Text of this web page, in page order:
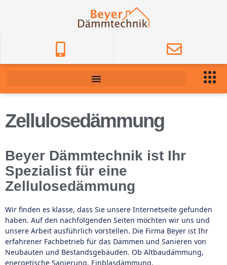
Zellulosedämmung
Beyer Dämmtechnik ist Ihr
Spezialist für eine
Zellulosedämmung
Wir finden es klasse, dass Sie unsere Internetseite gefunden
haben. Auf den nachfolgenden Seiten möchten wir uns und
unsere Arbeit ausführlich vorstellen. Die Firma Beyer ist Ihr
erfahrener Fachbetrieb für das Dämmen und Sanieren von
Neubauten und Bestandsgebäuden. Ob Altbaudämmung,
energetische Sanierung, Einblasdämmung,